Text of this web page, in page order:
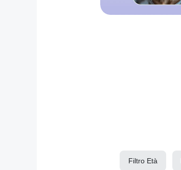
Filtro Età